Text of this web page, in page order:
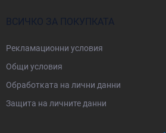
ВСИЧКО ЗА ПОКУПКАТА
Рекламационни условия
Общи условия
Oбработката на лични данни
Защита на личните данни